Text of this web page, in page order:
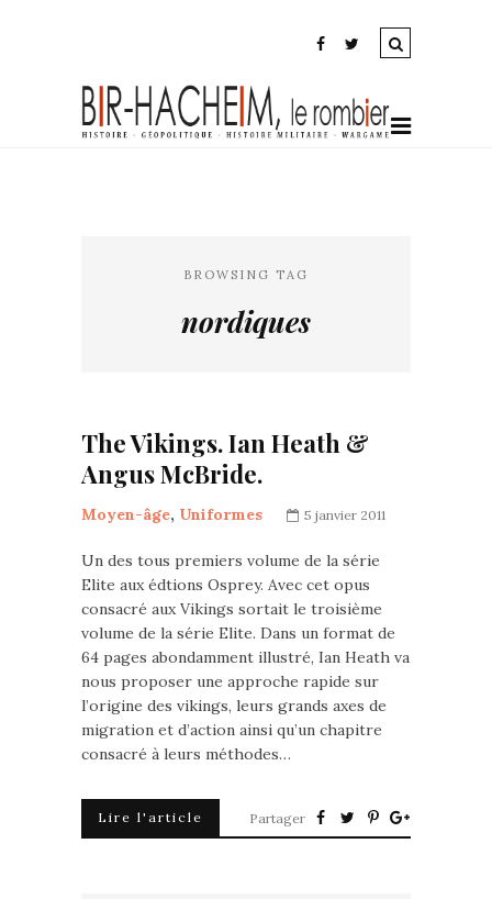
BROWSING TAG
nordiques
The Vikings. Ian Heath &
Angus McBride.
Moyen-âge, Uniformes 5 janvier 2011
Un des tous premiers volume de la série
Elite aux édtions Osprey. Avec cet opus
consacré aux Vikings sortait le troisième
volume de la série Elite. Dans un format de
64 pages abondamment illustré, Ian Heath va
nous proposer une approche rapide sur
l’origine des vikings, leurs grands axes de
migration et d’action ainsi qu’un chapitre
consacré à leurs méthodes…
Lire l'article Partager